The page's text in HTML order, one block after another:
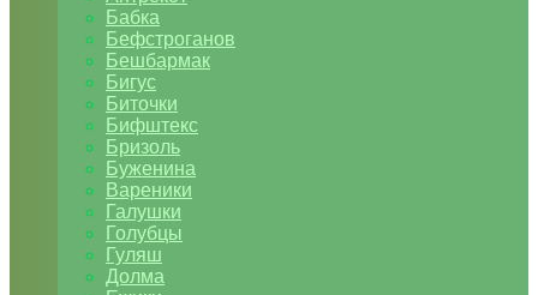
Бабка
Бефстроганов
Бешбармак
Бигус
Биточки
Бифштекс
Бризоль
Буженина
Вареники
Галушки
Голубцы
Гуляш
Долма